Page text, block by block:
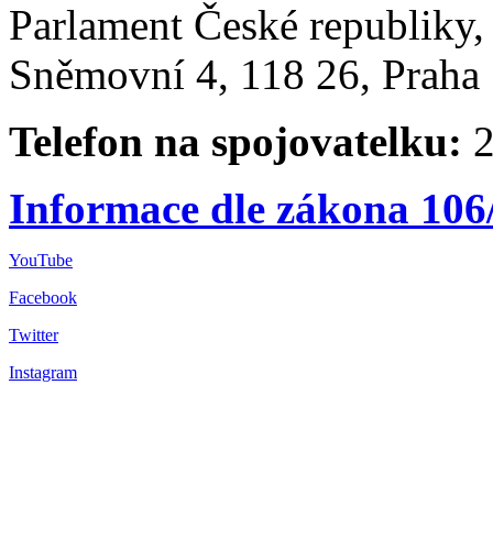
Parlament České
Sněmovní 4, 118 26,
Telefon na spojovatelku:
Informace dle zákona
YouTube
Facebook
Twitter
Instagram